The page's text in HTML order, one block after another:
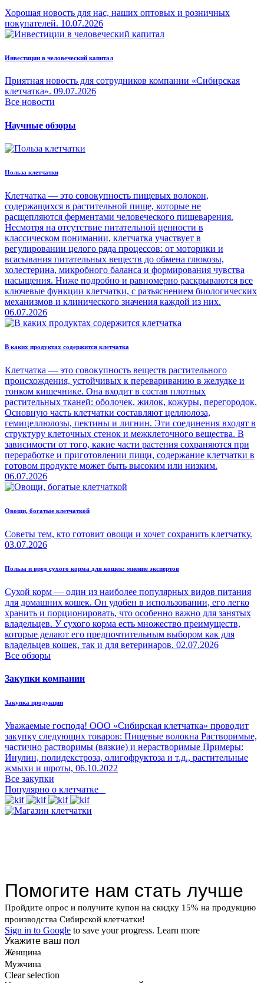
Хорошая новость для нас, наших оптовых и розничных
покупателей. 10.07.2026
Инвестиции в человеческий капитал
Приятная новость для сотрудников компании «Сибирская
клетчатка». 09.07.2026
Все новости
Научные обзоры
Польза клетчатки
Клетчатка — это совокупность пищевых волокон,
содержащихся в растительной пище, которые не
расщепляются ферментами человеческого пищеварения.
Несмотря на отсутствие питательной ценности в
классическом понимании, клетчатка участвует в
регулировании целого ряда процессов: от моторики и
всасывания питательных веществ до обмена глюкозы,
холестерина, микробного баланса и формирования чувства
насыщения. Ниже подробно и равномерно раскрываются все
ключевые функции клетчатки, с разъяснением биологических
механизмов и клинического значения каждой из них.
06.07.2026
В каких продуктах содержится клетчатка
Клетчатка — это совокупность веществ растительного
происхождения, устойчивых к перевариванию в желудке и
тонком кишечнике. Она входит в состав плотных
растительных тканей: оболочек, жилок, кожуры, перегородок.
Основную часть клетчатки составляют целлюлоза,
гемицеллюлозы, пектины и лигнин. Эти соединения входят в
структуру клеточных стенок и межклеточного вещества. В
зависимости от того, какие части растения сохраняются при
переработке и приготовлении пищи, содержание клетчатки в
готовом продукте может быть высоким или низким.
06.07.2026
Овощи, богатые клетчаткой
Советы тем, кто готовит овощи и хочет сохранить клетчатку.
03.07.2026
Польза и вред сухого корма для кошек: мнение экспертов
Сухой корм — один из наиболее популярных видов питания
для домашних кошек. Он удобен в использовании, его легко
хранить и порционировать, что особенно важно для занятых
владельцев. У сухого корма есть множество преимуществ,
которые делают его предпочтительным выбором как для
владельцев кошек, так и для ветеринаров. 02.07.2026
Все обзоры
Закупки компании
Закупка продукции
Уважаемые господа! ООО «Сибирская клетчатка» проводит
закупку следующих товаров: Пищевые волокна Растворимые,
частично растворимы (вязкие) и нерастворимые Примеры:
Инулин, полидекстроза, олигофруктоза и т.д., растительные
жмыхи и шроты, 06.10.2022
Все закупки
Популярно о клетчатке